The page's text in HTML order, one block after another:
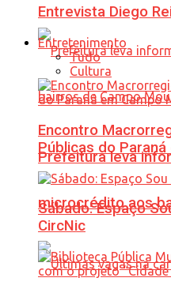
Prefeitura leva
microcrédito aos
Entrevista Diego
Entretenimento
Tudo
Cultura
Encontro
Públicas do
Sábado: Espaço
CircNic